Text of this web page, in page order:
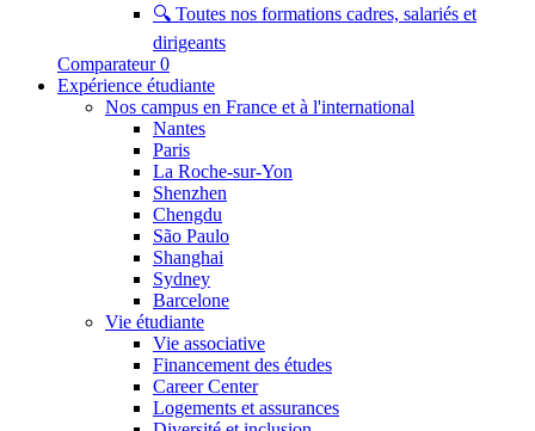
🔍 Toutes nos formations cadres, salariés et
dirigeants
Comparateur 0
Expérience étudiante
Nos campus en France et à l'international
Nantes
Paris
La Roche-sur-Yon
Shenzhen
Chengdu
São Paulo
Shanghai
Sydney
Barcelone
Vie étudiante
Vie associative
Financement des études
Career Center
Logements et assurances